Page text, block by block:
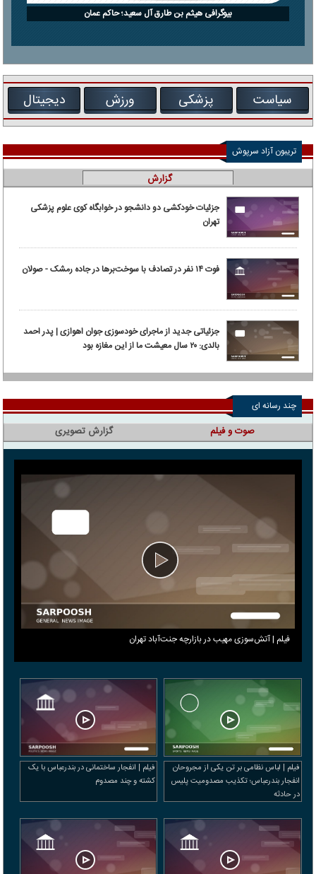
بیوگرافی هیثم بن طارق آل سعید؛ حاکم عمان
سیاست پزشکی ورزش دیجیتال
تریبون آزاد سرپوش
گزارش
جزئیات خودکشی دو دانشجو در خوابگاه کوی علوم پزشکی
تهران
فوت ۱۴ نفر در تصادف با سوخت‌برها در جاده رمشک - صولان
جزئیاتی جدید از ماجرای خودسوزی جوان اهوازی | پدر احمد
بالدی: ۲۰ سال معیشت ما از این مغازه بود
چند رسانه ای
صوت و فیلم
فیلم | آتش‌سوزی مهیب در بازارچه جنت‌آباد تهران
فیلم | لباس نظامی بر تن یکی از مجروحان
انفجار بندرعباس؛ تکذیب مصدومیت پلیس
در حادثه
فیلم | انفجار ساختمانی در بندرعباس با یک
کشته و چند مصدوم
گزارش تصویری